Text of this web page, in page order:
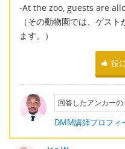
-At the zoo, guests are
（その動物園では、ゲス
ます。）
役
回答したアンカーの
DMM講師プロフィ